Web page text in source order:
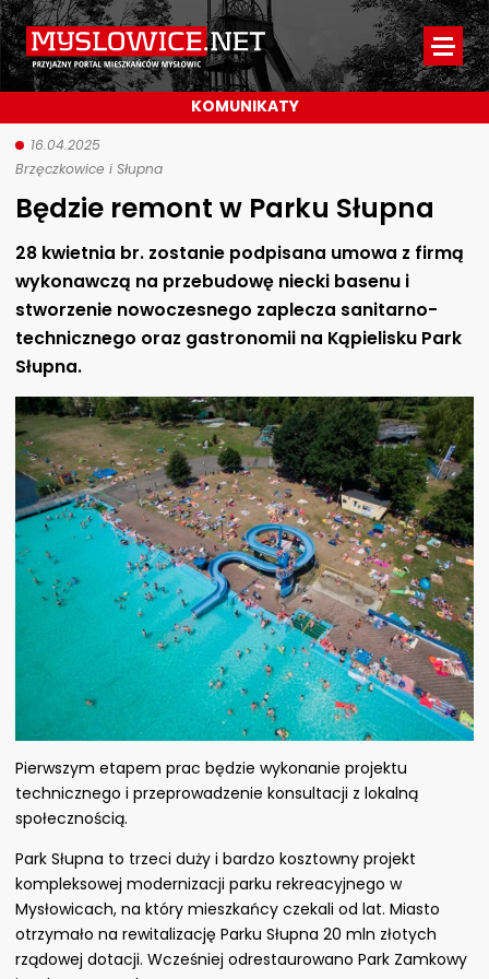
Myslowice.net
-
Przyjazny
portal
mieszkańców
Mysłowic
KOMUNIKATY
16.04.2025
Brzęczkowice i Słupna
Będzie remont w Parku Słupna
28 kwietnia br. zostanie podpisana umowa z firmą
wykonawczą na przebudowę niecki basenu i
stworzenie nowoczesnego zaplecza sanitarno-
technicznego oraz gastronomii na Kąpielisku Park
Słupna.
Pierwszym etapem prac będzie wykonanie projektu
technicznego i przeprowadzenie konsultacji z lokalną
społecznością.
Park Słupna to trzeci duży i bardzo kosztowny projekt
kompleksowej modernizacji parku rekreacyjnego w
Mysłowicach, na który mieszkańcy czekali od lat. Miasto
otrzymało na rewitalizację Parku Słupna 20 mln złotych
rządowej dotacji. Wcześniej odrestaurowano Park Zamkowy